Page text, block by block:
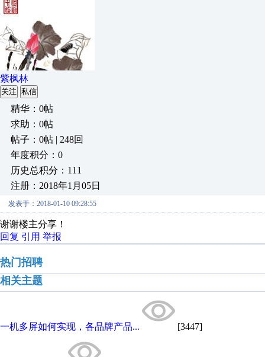
紫枫林
关注 私信
精华：0帖
求助：0帖
帖子：0帖 | 248回
年度积分：0
历史总积分：111
注册：2018年1月05日
发表于：2018-01-10 09:28:55
谢谢楼主分享 ！
回复 引用 举报
热门招聘
相关主题
一机多屏如何实现，各品牌产品... [3447]